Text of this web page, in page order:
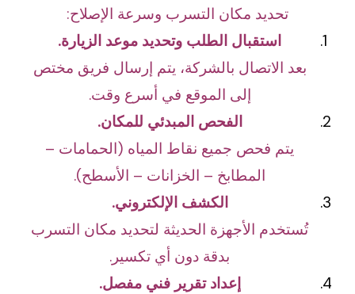
تحديد مكان التسرب وسرعة الإصلاح:
استقبال الطلب وتحديد موعد الزيارة.
بعد الاتصال بالشركة، يتم إرسال فريق مختص
إلى الموقع في أسرع وقت.
الفحص المبدئي للمكان.
يتم فحص جميع نقاط المياه (الحمامات –
المطابخ – الخزانات – الأسطح).
الكشف الإلكتروني.
تُستخدم الأجهزة الحديثة لتحديد مكان التسرب
بدقة دون أي تكسير.
إعداد تقرير فني مفصل.